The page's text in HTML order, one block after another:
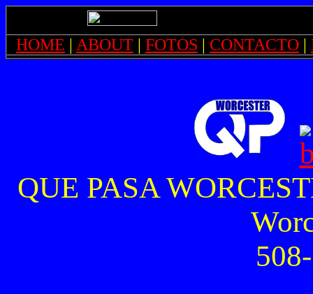
HOME | ABOUT | FOTOS | CONTACTO |
QUE PASA